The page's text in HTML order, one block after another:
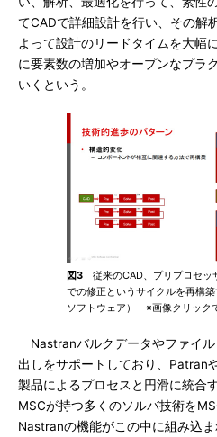
てCADで詳細設計を行い、その解
よって設計のリードタイムを大幅
に要素数の増加やオープンなプラ
いくという。
図3 従来のCAD、プリプロセッ
での修正というサイクルを再構
ソフトウェア） ※画像クリック
Nastranバルクデータやファイ
出しをサポートしており、Patran
製品によるプロセスと円滑に統合
MSCが持つ多くのソルバ技術を
Nastranの機能がこの中に組み込